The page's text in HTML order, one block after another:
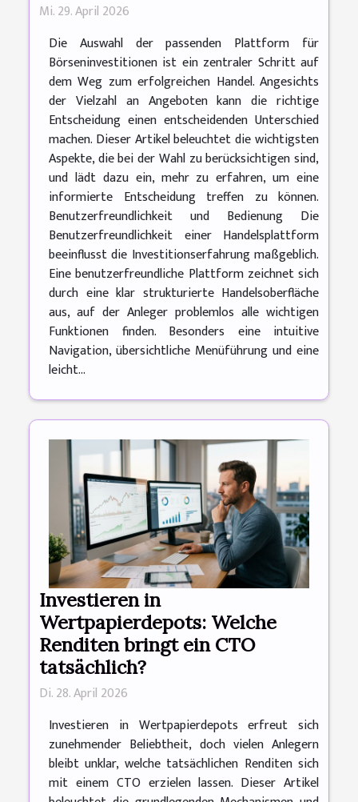
Mi. 29. April 2026
Die Auswahl der passenden Plattform für
Börseninvestitionen ist ein zentraler Schritt auf
dem Weg zum erfolgreichen Handel. Angesichts
der Vielzahl an Angeboten kann die richtige
Entscheidung einen entscheidenden Unterschied
machen. Dieser Artikel beleuchtet die wichtigsten
Aspekte, die bei der Wahl zu berücksichtigen sind,
und lädt dazu ein, mehr zu erfahren, um eine
informierte Entscheidung treffen zu können.
Benutzerfreundlichkeit und Bedienung Die
Benutzerfreundlichkeit einer Handelsplattform
beeinflusst die Investitionserfahrung maßgeblich.
Eine benutzerfreundliche Plattform zeichnet sich
durch eine klar strukturierte Handelsoberfläche
aus, auf der Anleger problemlos alle wichtigen
Funktionen finden. Besonders eine intuitive
Navigation, übersichtliche Menüführung und eine
leicht...
Investieren in
Wertpapierdepots: Welche
Renditen bringt ein CTO
tatsächlich?
Di. 28. April 2026
Investieren in Wertpapierdepots erfreut sich
zunehmender Beliebtheit, doch vielen Anlegern
bleibt unklar, welche tatsächlichen Renditen sich
mit einem CTO erzielen lassen. Dieser Artikel